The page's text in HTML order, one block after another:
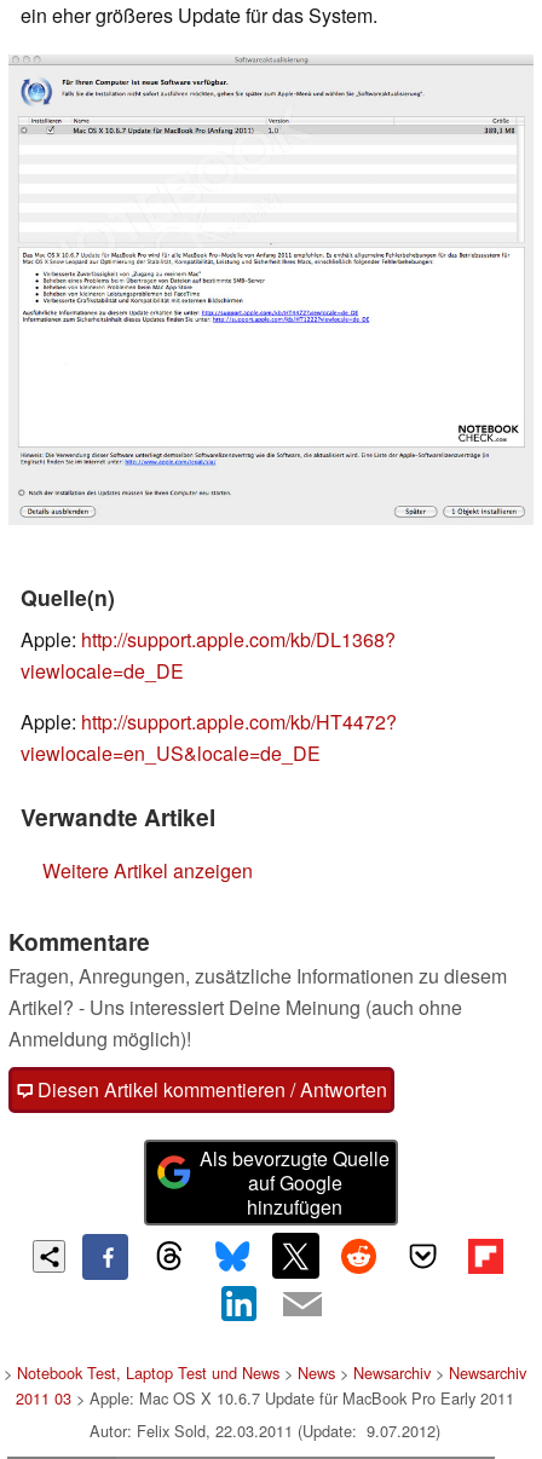
ein eher größeres Update für das System.
Quelle(n)
Apple: http://support.apple.com/kb/DL1368?
viewlocale=de_DE
Apple: http://support.apple.com/kb/HT4472?
viewlocale=en_US&locale=de_DE
Verwandte Artikel
Weitere Artikel anzeigen
Kommentare
Fragen, Anregungen, zusätzliche Informationen zu diesem
Artikel? - Uns interessiert Deine Meinung (auch ohne
Anmeldung möglich)!
Diesen Artikel kommentieren / Antworten
Als bevorzugte Quelle
auf Google
hinzufügen
> Notebook Test, Laptop Test und News > News > Newsarchiv > Newsarchiv
2011 03 > Apple: Mac OS X 10.6.7 Update für MacBook Pro Early 2011
Autor: Felix Sold, 22.03.2011 (Update: 9.07.2012)